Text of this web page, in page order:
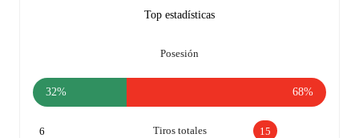
Top estadísticas
Posesión
32% 68%
Tiros totales
6 15